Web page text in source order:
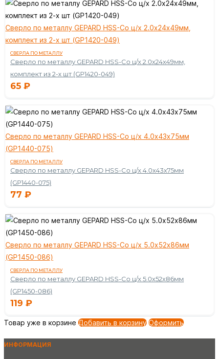
Сверло по металлу GEPARD HSS-Co ц/х 2.0х24х49мм,
комплект из 2-х шт (GP1420-049)
СВЕРЛА ПО МЕТАЛЛУ
Сверло по металлу GEPARD HSS-Co ц/х 2.0х24х49мм,
комплект из 2-х шт (GP1420-049)
65 ₽
Сверло по металлу GEPARD HSS-Co ц/х 4.0х43х75мм
(GP1440-075)
СВЕРЛА ПО МЕТАЛЛУ
Сверло по металлу GEPARD HSS-Co ц/х 4.0х43х75мм
(GP1440-075)
77 ₽
Сверло по металлу GEPARD HSS-Co ц/х 5.0х52х86мм
(GP1450-086)
СВЕРЛА ПО МЕТАЛЛУ
Сверло по металлу GEPARD HSS-Co ц/х 5.0х52х86мм
(GP1450-086)
119 ₽
Товар уже в корзине Добавить в корзину Оформить
ИНФОРМАЦИЯ